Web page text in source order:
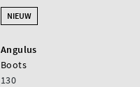
NIEUW
Angulus
Boots
130